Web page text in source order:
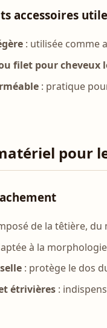
accessoires
: utilisée comme
filet pour cheveux
: pratique
pour
de la têtière,
à la
: protège le dos
étrivières :